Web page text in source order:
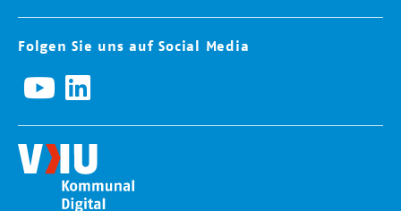
Folgen Sie uns auf Social Media